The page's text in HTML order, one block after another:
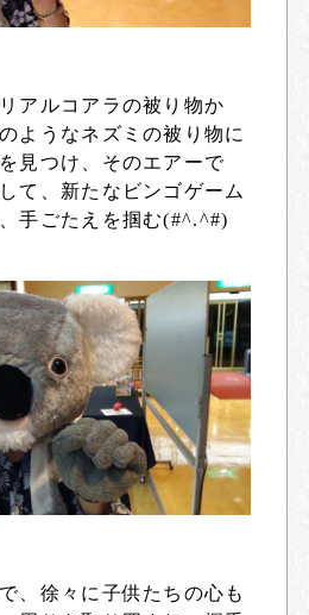
アルコアラの被り物か
ようなネズミの被り物に
見つけ、そのエアーで
て、新たなビンゴゲーム
手ごたえを掴む(#^.^#)
、徐々に子供たちの心も